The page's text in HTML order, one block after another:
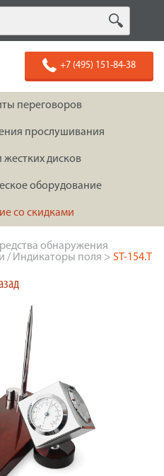
+7 (495) 151-84-38
переговоров
прослушивания
дисков
оборудование
со скидками
обнаружения
/ Индикаторы поля > ST-154.T